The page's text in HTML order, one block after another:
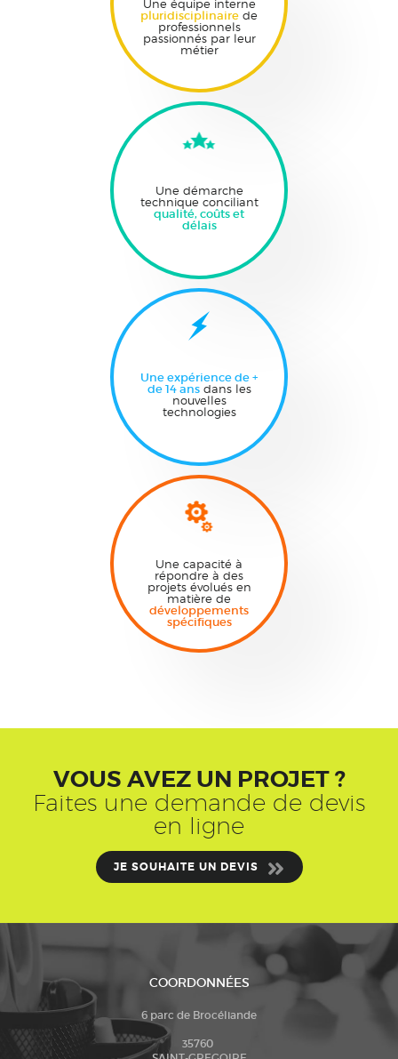
Une équipe interne
pluridisciplinaire de
professionnels
passionnés par leur
métier
Une démarche
technique conciliant
qualité, coûts et
délais
Une expérience de +
de 14 ansdans les
nouvelles
technologies
Une capacité à
répondre à des
projets évolués en
matière de
développements
spécifiques
VOUS AVEZ UN PROJET ?
Faites une demande de devis
en ligne
JE SOUHAITE UN DEVIS
COORDONNÉES
6 parc de Brocéliande
35760